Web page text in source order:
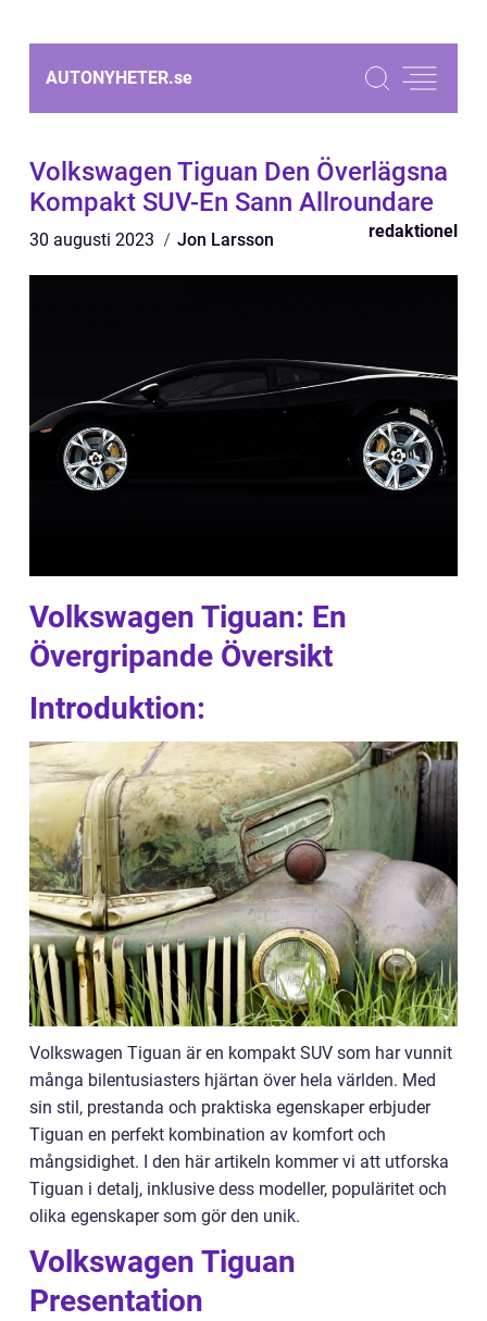
AUTONYHETER.se
Volkswagen Tiguan Den Överlägsna
Kompakt SUV-En Sann Allroundare
30 augusti 2023 Jon Larsson redaktionel
Volkswagen Tiguan: En
Övergripande Översikt
Introduktion:
Volkswagen Tiguan är en kompakt SUV som har vunnit
många bilentusiasters hjärtan över hela världen. Med
sin stil, prestanda och praktiska egenskaper erbjuder
Tiguan en perfekt kombination av komfort och
mångsidighet. I den här artikeln kommer vi att utforska
Tiguan i detalj, inklusive dess modeller, populäritet och
olika egenskaper som gör den unik.
Volkswagen Tiguan
Presentation